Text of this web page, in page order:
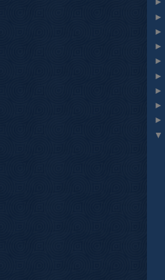
►
►
►
►
►
►
►
►
▼